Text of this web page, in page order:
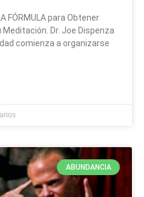
FÓRMULA para Obtener
Dr. Joe Dispenza
comienza a organizarse
ABUNDANCIA